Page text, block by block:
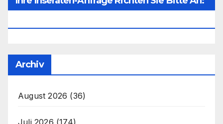
Archiv
August 2026 (36)
Juli 2026 (174)